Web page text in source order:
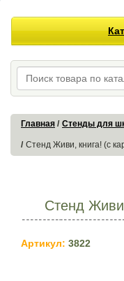
Главная Стенды для
Стенд Живи, книга! (с
Стенд
Артикул: 3822